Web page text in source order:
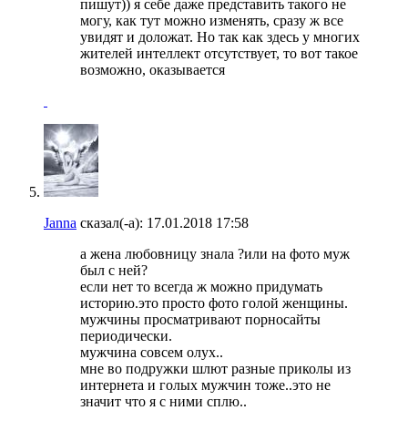
пишут)) я себе даже представить такого не
могу, как тут можно изменять, сразу ж все
увидят и доложат. Но так как здесь у многих
жителей интеллект отсутствует, то вот такое
возможно, оказывается
Janna сказал(-а): 17.01.2018 17:58
а жена любовницу знала ?или на фото муж
был с ней?
если нет то всегда ж можно придумать
историю.это просто фото голой женщины.
мужчины просматривают порносайты
периодически.
мужчина совсем олух..
мне во подружки шлют разные приколы из
интернета и голых мужчин тоже..это не
значит что я с ними сплю..